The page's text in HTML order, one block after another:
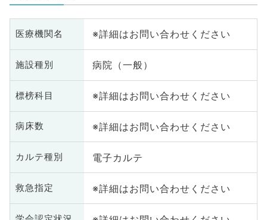
医療機関名 ※詳細はお問い合わせください
施設種別 病院（一般）
標榜科目 ※詳細はお問い合わせください
病床数 ※詳細はお問い合わせください
カルテ種別 電子カルテ
救急指定 ※詳細はお問い合わせください